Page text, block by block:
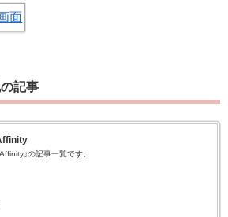
記事
Affinity」の記事一覧です。